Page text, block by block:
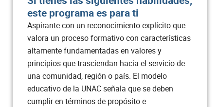
Estadística 3
Intervención psicosocial 2
Gestión integral del riesgo 4
Prácticas clínico asistenciales I
este programa es para ti
Aspirante con un reconocimiento explícito que
valora un proceso formativo con características
altamente fundamentadas en valores y
principios que trasciendan hacia el servicio de
una comunidad, región o país. El modelo
educativo de la UNAC señala que se deben
cumplir en términos de propósito e